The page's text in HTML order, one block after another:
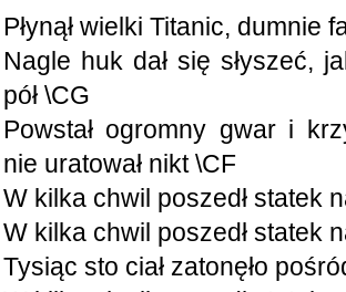
Płynął wielki Titanic, dumnie
Nagle huk dał się słyszeć,
pół \CG
Powstał ogromny gwar i
nie uratował nikt \CF
W kilka chwil poszedł statek
W kilka chwil poszedł statek
Tysiąc sto ciał zatonęło